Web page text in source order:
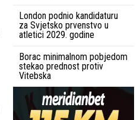
London podnio kandidaturu
za Svjetsko prvenstvo u
atletici 2029. godine
Borac minimalnom pobjedom
stekao prednost protiv
Vitebska